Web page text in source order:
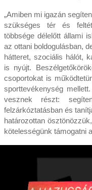
„Amiben mi igazán
szükséges tér és
többsége délelőtt állami
az ottani boldogulásban,
hátteret, szociális hálót,
is nyújt.
csoportokat is
sporttevékenység
vesznek részt:
felzárkóztatásban és
határozottan
kötelességünk támogatni